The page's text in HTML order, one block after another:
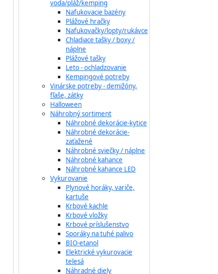
voda/pláž/kemping
Nafukovacie bazény
Plážové hračky
Nafukovačky/lopty/rukávce
Chladiace tašky / boxy /
náplne
Plážové tašky
Leto - ochladzovanie
Kempingové potreby
Vinárske potreby - demižóny,
fľaše, zátky
Halloween
Náhrobný sortiment
Náhrobné dekorácie-kytice
Náhrobné dekorácie-
zaťažené
Náhrobné sviečky / náplne
Náhrobné kahance
Náhrobné kahance LED
Vykurovanie
Plynové horáky, variče,
kartuše
Krbové kachle
Krbové vložky
Krbové príslušenstvo
Sporáky na tuhé palivo
BIO-etanol
Elektrické vykurovacie
telesá
Náhradné diely